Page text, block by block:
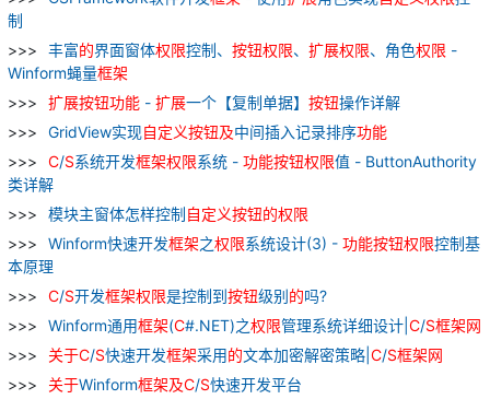
制
丰富的界面窗体权限控制、 按钮权限、 扩展权限、角色权限 -
Winform蝇量框架
扩展按钮功能 - 扩展一个【复制单据】 按钮操作详解
GridView实现自定义按钮及中间插入记录排序功能
C/S系统开发框架权限系统 - 功能按钮权限值 - ButtonAuthority
类详解
模块主窗体怎样控制自定义按钮的权限
Winform快速开发框架之权限系统设计(3) - 功能按钮权限控制基
本原理
C/S开发框架权限是控制到按钮级别的吗?
Winform通用框架(C#.NET)之权限管理系统详细设计| C/S框架网
关于C/S快速开发框架采用的文本加密解密策略| C/S框架网
关于Winform框架及C/S快速开发平台